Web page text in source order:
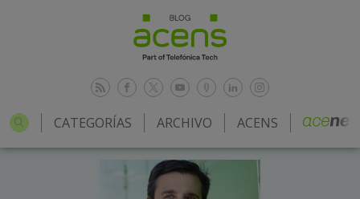
CATEGORÍAS ARCHIVO ACENS